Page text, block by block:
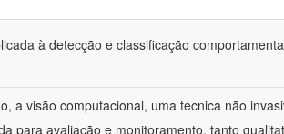
à detecção e classificação
a visão computacional, uma técnica não
para avaliação e monitoramento, tanto